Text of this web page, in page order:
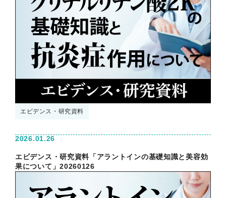
エビデンス・研究資料
2026.01.26
エビデンス・研究資料「アラントインの基礎知識と美容効
果について」20260126